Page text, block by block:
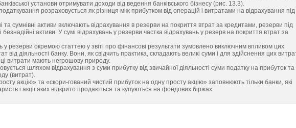
установи отримувати доходи від ведення банківського бізнесу (рис. 13.3).
розраховується як різниця між прибутком від операцій і витратами на відрахування під
та сумнівні активи включають відрахування в резерви на покриття втрат за кредитами, резерви під
безнадійні активи. У сумі відрахувань у резерви частка відрахувань у резерв на покриття втрат за
у резерви окремою статтею у звіті про фінансові результати зумовлено виключним впливом цих
від діяльності банку. Вони, як свідчить практика, складають великі суми і для здійснення цих
витрати мають негрошову природу.
шляхом відрахування з суми прибутку від звичайної діяльності суми податку на прибуток та
(витрат).
акцію» та «скори-гований чистий прибуток на одну просту акцію» заповнюють тільки банки, які
і акції яких відкрито продаються та купуються на фондових біржах.